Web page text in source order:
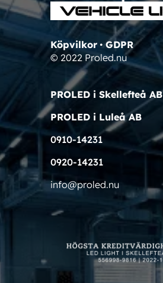
Köpvilkor•GDPR
© 2022 Proled.nu
PROLED i Skellefteå AB
PROLED i Luleå AB
0910-14231
0920-14231
info@proled.nu